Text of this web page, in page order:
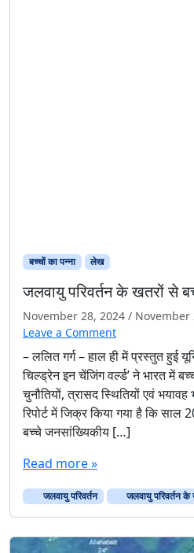
बच्चों का पन्ना लेख
जलवायु परिवर्तन के खतरों से
November 28, 2024 / November
Leave a Comment
– ललित गर्ग – हाल ही में प्रस्तुत हुई
चिल्ड्रेन इन चेंजिंग वर्ल्ड’ ने भारत में
चुनौतियों, त्रासद स्थितियों एवं
रिपोर्ट में जिक्र किया गया है कि
बच्चे जनसांख्यिकीय […]
Read more »
जलवायु परिवर्तन जलवायु परिवर्तन के